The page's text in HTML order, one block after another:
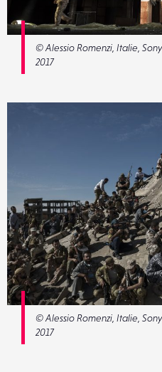
© Alessio Romenzi, Italie,
2017
© Alessio Romenzi, Italie,
2017